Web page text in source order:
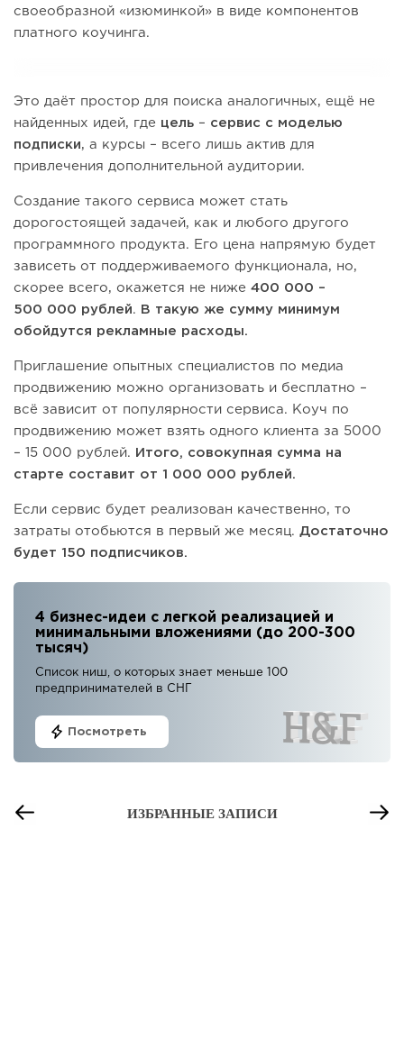
своеобразной «изюминкой» в виде компонентов
платного коучинга.
Это даёт простор для поиска аналогичных, ещё не
найденных идей, где цель – сервис с моделью
подписки, а курсы – всего лишь актив для
привлечения дополнительной аудитории.
Создание такого сервиса может стать
дорогостоящей задачей, как и любого другого
программного продукта. Его цена напрямую будет
зависеть от поддерживаемого функционала, но,
скорее всего, окажется не ниже 400 000 –
500 000 рублей.
В такую же сумму минимум
обойдутся рекламные расходы.
Приглашение опытных специалистов по медиа
продвижению можно организовать и бесплатно –
всё зависит от популярности сервиса. Коуч по
продвижению может взять одного клиента за 5000
– 15 000 рублей.
Итого, совокупная сумма на
старте составит от 1 000 000 рублей.
Если сервис будет реализован качественно, то
затраты отобьются в первый же месяц. Достаточно
будет 150 подписчиков.
4 бизнес-идеи с легкой реализацией и
минимальными вложениями (до 200-300
тысяч)
Список ниш, о которых знает меньше 100
предпринимателей в СНГ
Посмотреть
ИЗБРАННЫЕ ЗАПИСИ